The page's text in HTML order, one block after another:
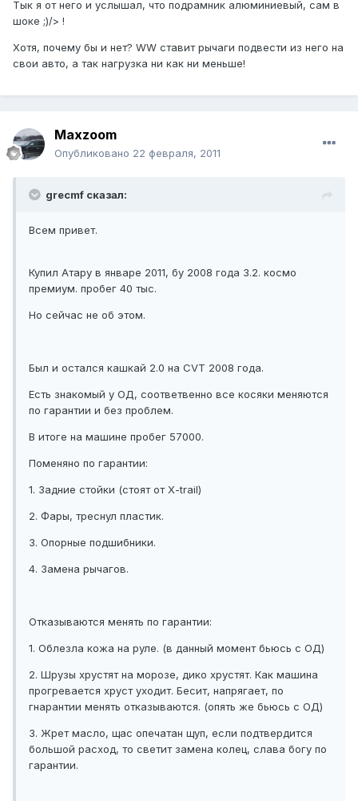
Тык я от него и услышал, что подрамник алюминиевый, сам в
шоке ;)/> !
Хотя, почему бы и нет? WW ставит рычаги подвести из него на
свои авто, а так нагрузка ни как ни меньше!
Maxzoom
Опубликовано 22 февраля, 2011
grecmf сказал:
Всем привет.
Купил Атару в январе 2011, бу 2008 года 3.2. космо
премиум. пробег 40 тыс.
Но сейчас не об этом.
Был и остался кашкай 2.0 на CVT 2008 года.
Есть знакомый у ОД, соответвенно все косяки меняются
по гарантии и без проблем.
В итоге на машине пробег 57000.
Поменяно по гарантии:
1. Задние стойки (стоят от Х-trail)
2. Фары, треснул пластик.
3. Опорные подшибники.
4. Замена рычагов.
Отказываются менять по гарантии:
1. Облезла кожа на руле. (в данный момент бьюсь с ОД)
2. Шрузы хрустят на морозе, дико хрустят. Как машина
прогревается хруст уходит. Бесит, напрягает, по
гнарантии менять отказываются. (опять же бьюсь с ОД)
3. Жрет масло, щас опечатан щуп, если подтвердится
большой расход, то светит замена колец, слава богу по
гарантии.